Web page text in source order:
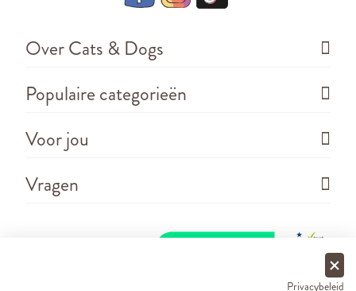
Over Cats & Dogs
Populaire categorieën
Voor jou
Vragen
Privacybeleid